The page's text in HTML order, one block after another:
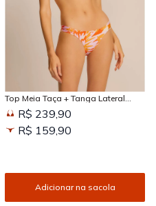
Top Meia Taça + Tanga Lateral
Larga Estampada Sun Kissed
R$ 239,90
R$ 159,90
Adicionar na sacola